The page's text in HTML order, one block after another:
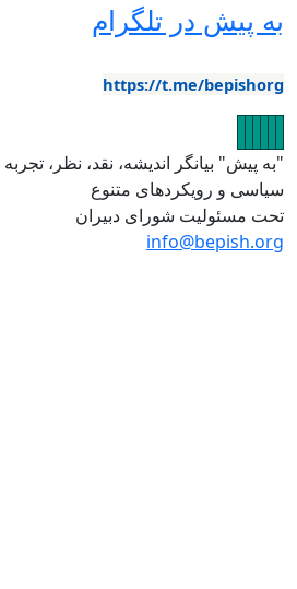
در تلگرام
https://t.me/
بیانگر اندیشه، نقد، نظر، تجربه و
و رویکردهای متنوع
شورای دبیران